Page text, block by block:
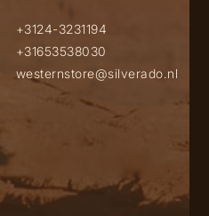
+3124-3231194
+31653538030
westernstore@silverado.nl